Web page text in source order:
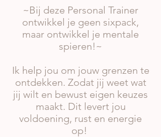
~Bij deze Personal Trainer
ontwikkel je geen sixpack,
maar ontwikkel je mentale
spieren!~
Ik help jou om jouw grenzen te
ontdekken. Zodat jij weet wat
jij wilt en bewust eigen keuzes
maakt. Dit levert jou
voldoening, rust en energie
op!